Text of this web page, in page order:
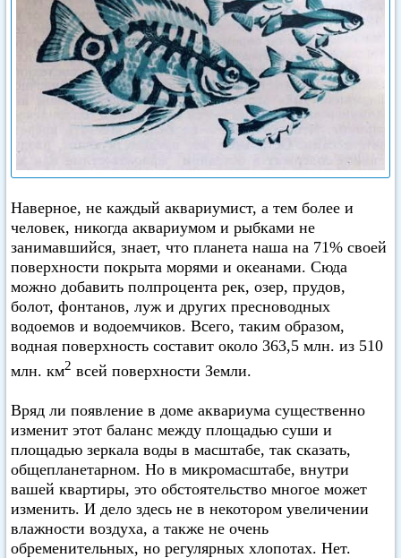
Наверное, не каждый аквариумист, а тем более и
человек, никогда аквариумом и рыбками не
занимавшийся, знает, что планета наша на 71% своей
поверхности покрыта морями и океанами. Сюда
можно добавить полпроцента рек, озер, прудов,
болот, фонтанов, луж и других пресноводных
водоемов и водоемчиков. Всего, таким образом,
водная поверхность составит около 363,5 млн. из 510
млн. км2 всей поверхности Земли.
Вряд ли появление в доме аквариума существенно
изменит этот баланс между площадью суши и
площадью зеркала воды в масштабе, так сказать,
общепланетарном. Но в микромасштабе, внутри
вашей квартиры, это обстоятельство многое может
изменить. И дело здесь не в некотором увеличении
влажности воздуха, а также не очень
обременительных, но регулярных хлопотах. Нет.